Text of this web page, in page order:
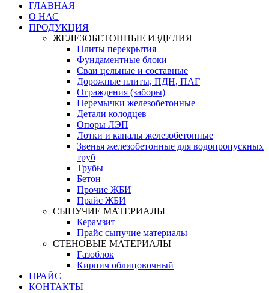
ГЛАВНАЯ
О НАС
ПРОДУКЦИЯ
ЖЕЛЕЗОБЕТОННЫЕ ИЗДЕЛИЯ
Плиты перекрытия
Фундаментные блоки
Сваи цельные и составные
Дорожные плиты, ПДН, ПАГ
Ограждения (заборы)
Перемычки железобетонные
Детали колодцев
Опоры ЛЭП
Лотки и каналы железобетонные
Звенья железобетонные для водопропускных
труб
Трубы
Бетон
Прочие ЖБИ
Прайс ЖБИ
СЫПУЧИЕ МАТЕРИАЛЫ
Керамзит
Прайс сыпучие материалы
СТЕНОВЫЕ МАТЕРИАЛЫ
Газоблок
Кирпич облицовочный
ПРАЙС
КОНТАКТЫ